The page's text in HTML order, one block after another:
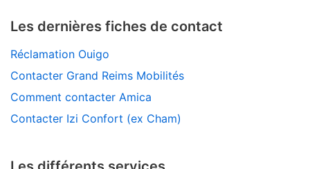
Les dernières fiches de contact
Réclamation Ouigo
Contacter Grand Reims Mobilités
Comment contacter Amica
Contacter Izi Confort (ex Cham)